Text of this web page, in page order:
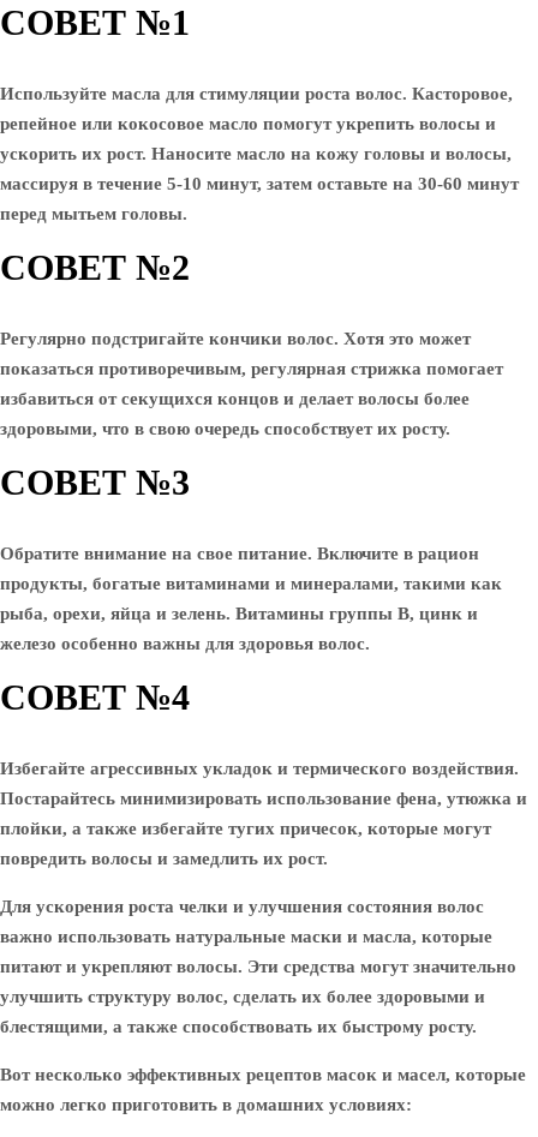
СОВЕТ №1
Используйте масла для стимуляции роста волос. Касторовое,
репейное или кокосовое масло помогут укрепить волосы и
ускорить их рост. Наносите масло на кожу головы и волосы,
массируя в течение 5-10 минут, затем оставьте на 30-60 минут
перед мытьем головы.
СОВЕТ №2
Регулярно подстригайте кончики волос. Хотя это может
показаться противоречивым, регулярная стрижка помогает
избавиться от секущихся концов и делает волосы более
здоровыми, что в свою очередь способствует их росту.
СОВЕТ №3
Обратите внимание на свое питание. Включите в рацион
продукты, богатые витаминами и минералами, такими как
рыба, орехи, яйца и зелень. Витамины группы B, цинк и
железо особенно важны для здоровья волос.
СОВЕТ №4
Избегайте агрессивных укладок и термического воздействия.
Постарайтесь минимизировать использование фена, утюжка и
плойки, а также избегайте тугих причесок, которые могут
повредить волосы и замедлить их рост.
Для ускорения роста челки и улучшения состояния волос
важно использовать натуральные маски и масла, которые
питают и укрепляют волосы. Эти средства могут значительно
улучшить структуру волос, сделать их более здоровыми и
блестящими, а также способствовать их быстрому росту.
Вот несколько эффективных рецептов масок и масел, которые
можно легко приготовить в домашних условиях: